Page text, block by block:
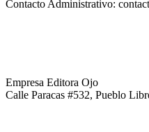
Contacto Administrativo:
Empresa Editora Ojo
Calle Paracas #532, Pueblo